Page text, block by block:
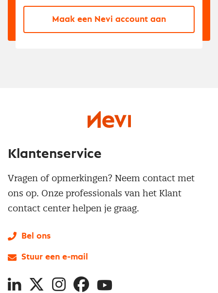
Maak een Nevi account aan
Klantenservice
Vragen of opmerkingen? Neem contact met
ons op. Onze professionals van het Klant
contact center helpen je graag.
Bel ons
Stuur een e-mail
LinkedIn
X InstagramFacebookYouTube